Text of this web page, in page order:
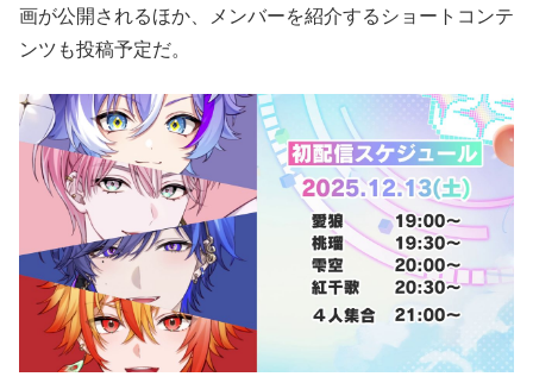
画が公開されるほか、メンバーを紹介するショートコンテ
ンツも投稿予定だ。